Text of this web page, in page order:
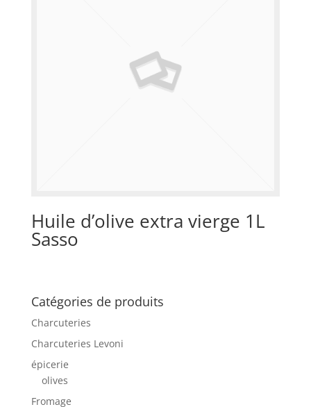
Huile d’olive extra vierge 1L
Sasso
Catégories de produits
Charcuteries
Charcuteries Levoni
épicerie
olives
Fromage